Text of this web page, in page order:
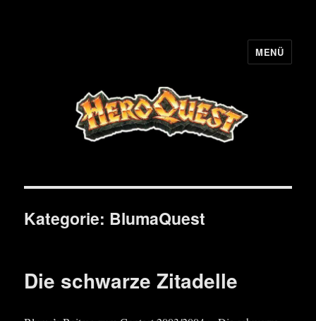
MENÜ
Kategorie: BlumaQuest
Die schwarze Zitadelle